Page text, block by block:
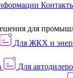
для
Для ЖКХ и
Для